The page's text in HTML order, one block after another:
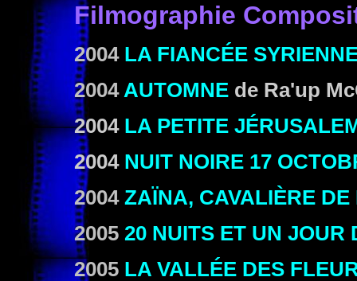
Filmographie
2004 LA FIANCÉE
2004 AUTOMNE de Ra'up
2004 LA PETITE
2004 NUIT NOIRE 17
2004 ZAÏNA, CAVALIÈRE DE
2005 20 NUITS ET UN JOUR
2005 LA VALLÉE DES